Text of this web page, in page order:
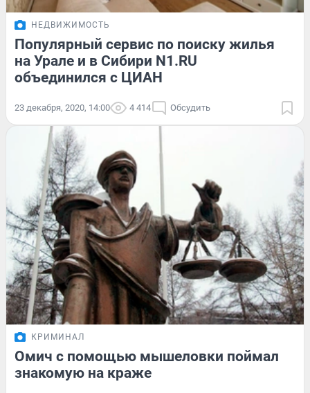
НЕДВИЖИМОСТЬ
Популярный сервис по поиску жилья
на Урале и в Сибири N1.RU
объединился с ЦИАН
23 декабря, 2020, 14:00 4 414 Обсудить
КРИМИНАЛ
Омич с помощью мышеловки поймал
знакомую на краже